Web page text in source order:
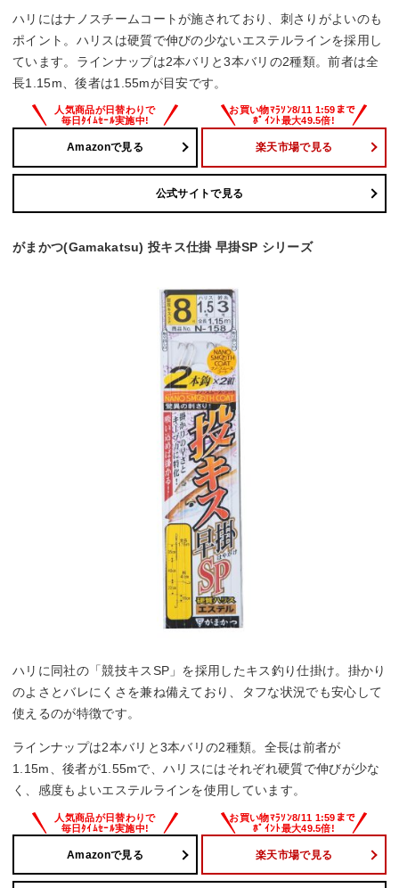
ハリにはナノスチームコートが施されており、刺さりがよいのも
ポイント。ハリスは硬質で伸びの少ないエステルラインを採用し
ています。ラインナップは2本バリと3本バリの2種類。前者は全
長1.15m、後者は1.55mが目安です。
Amazonで見る 楽天市場で見る
公式サイトで見る
がまかつ(Gamakatsu) 投キス仕掛 早掛SP シリーズ
ハリに同社の「競技キスSP」を採用したキス釣り仕掛け。掛かり
のよさとバレにくさを兼ね備えており、タフな状況でも安心して
使えるのが特徴です。
ラインナップは2本バリと3本バリの2種類。全長は前者が
1.15m、後者が1.55mで、ハリスにはそれぞれ硬質で伸びが少な
く、感度もよいエステルラインを使用しています。
Amazonで見る 楽天市場で見る